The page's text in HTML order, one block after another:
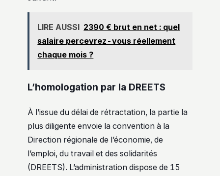
LIRE AUSSI 2390 € brut en net : quel
salaire percevrez-vous réellement
chaque mois ?
L’homologation par la DREETS
À l’issue du délai de rétractation, la partie la
plus diligente envoie la convention à la
Direction régionale de l’économie, de
l’emploi, du travail et des solidarités
(DREETS). L’administration dispose de 15